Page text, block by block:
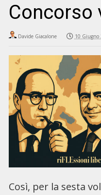
Concorso
Davide Giacalone 10 Giugno
Così, per la sesta